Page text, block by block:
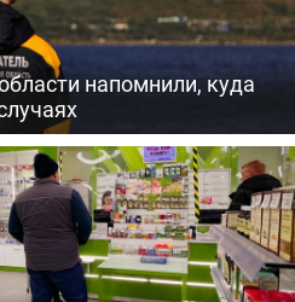
напомнили, куда